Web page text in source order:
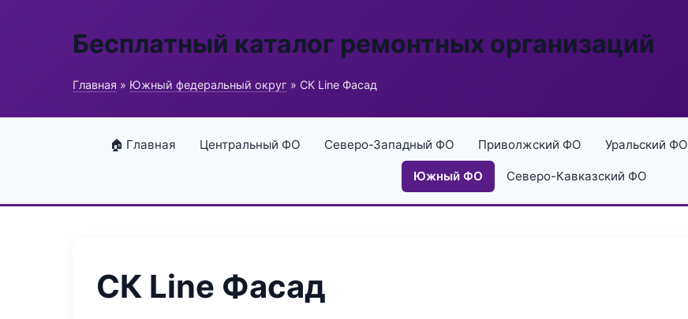
Бесплатный каталог ремонтных организаций
Главная » Южный федеральный округ » СК Line Фасад
🏠 Главная Центральный ФО Северо-Западный ФО Приволжский ФО Уральский ФО
Южный ФО Северо-Кавказский ФО
СК Line Фасад